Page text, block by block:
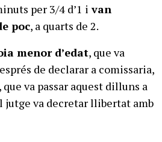
per 3/4 d’1 i van
poc, a quarts de 2.
menor d’edat, que va
de declarar a comissaria,
, que va passar aquest dilluns a
jutge va decretar llibertat amb